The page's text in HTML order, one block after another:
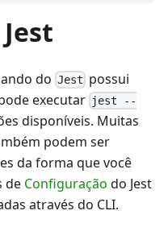
do Jest possui
executar jest --
disponíveis. Muitas
podem ser
da forma que você
de Configuração do Jest
através do CLI.